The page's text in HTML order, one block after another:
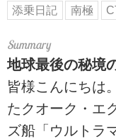
添乗日記
南極
地球最後の秘境
皆様こんにちは
たクオーク・エ
ズ船「ウルトラ